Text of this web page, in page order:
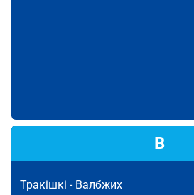
В
Тракішкі - Валбжих